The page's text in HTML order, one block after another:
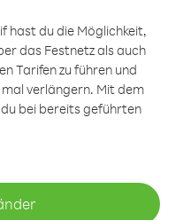
hast du die Möglichkeit,
das Festnetz als auch
Tarifen zu führen und
verlängern. Mit dem
bei bereits geführten